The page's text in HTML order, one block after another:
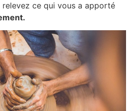
relevez ce qui vous a apporté